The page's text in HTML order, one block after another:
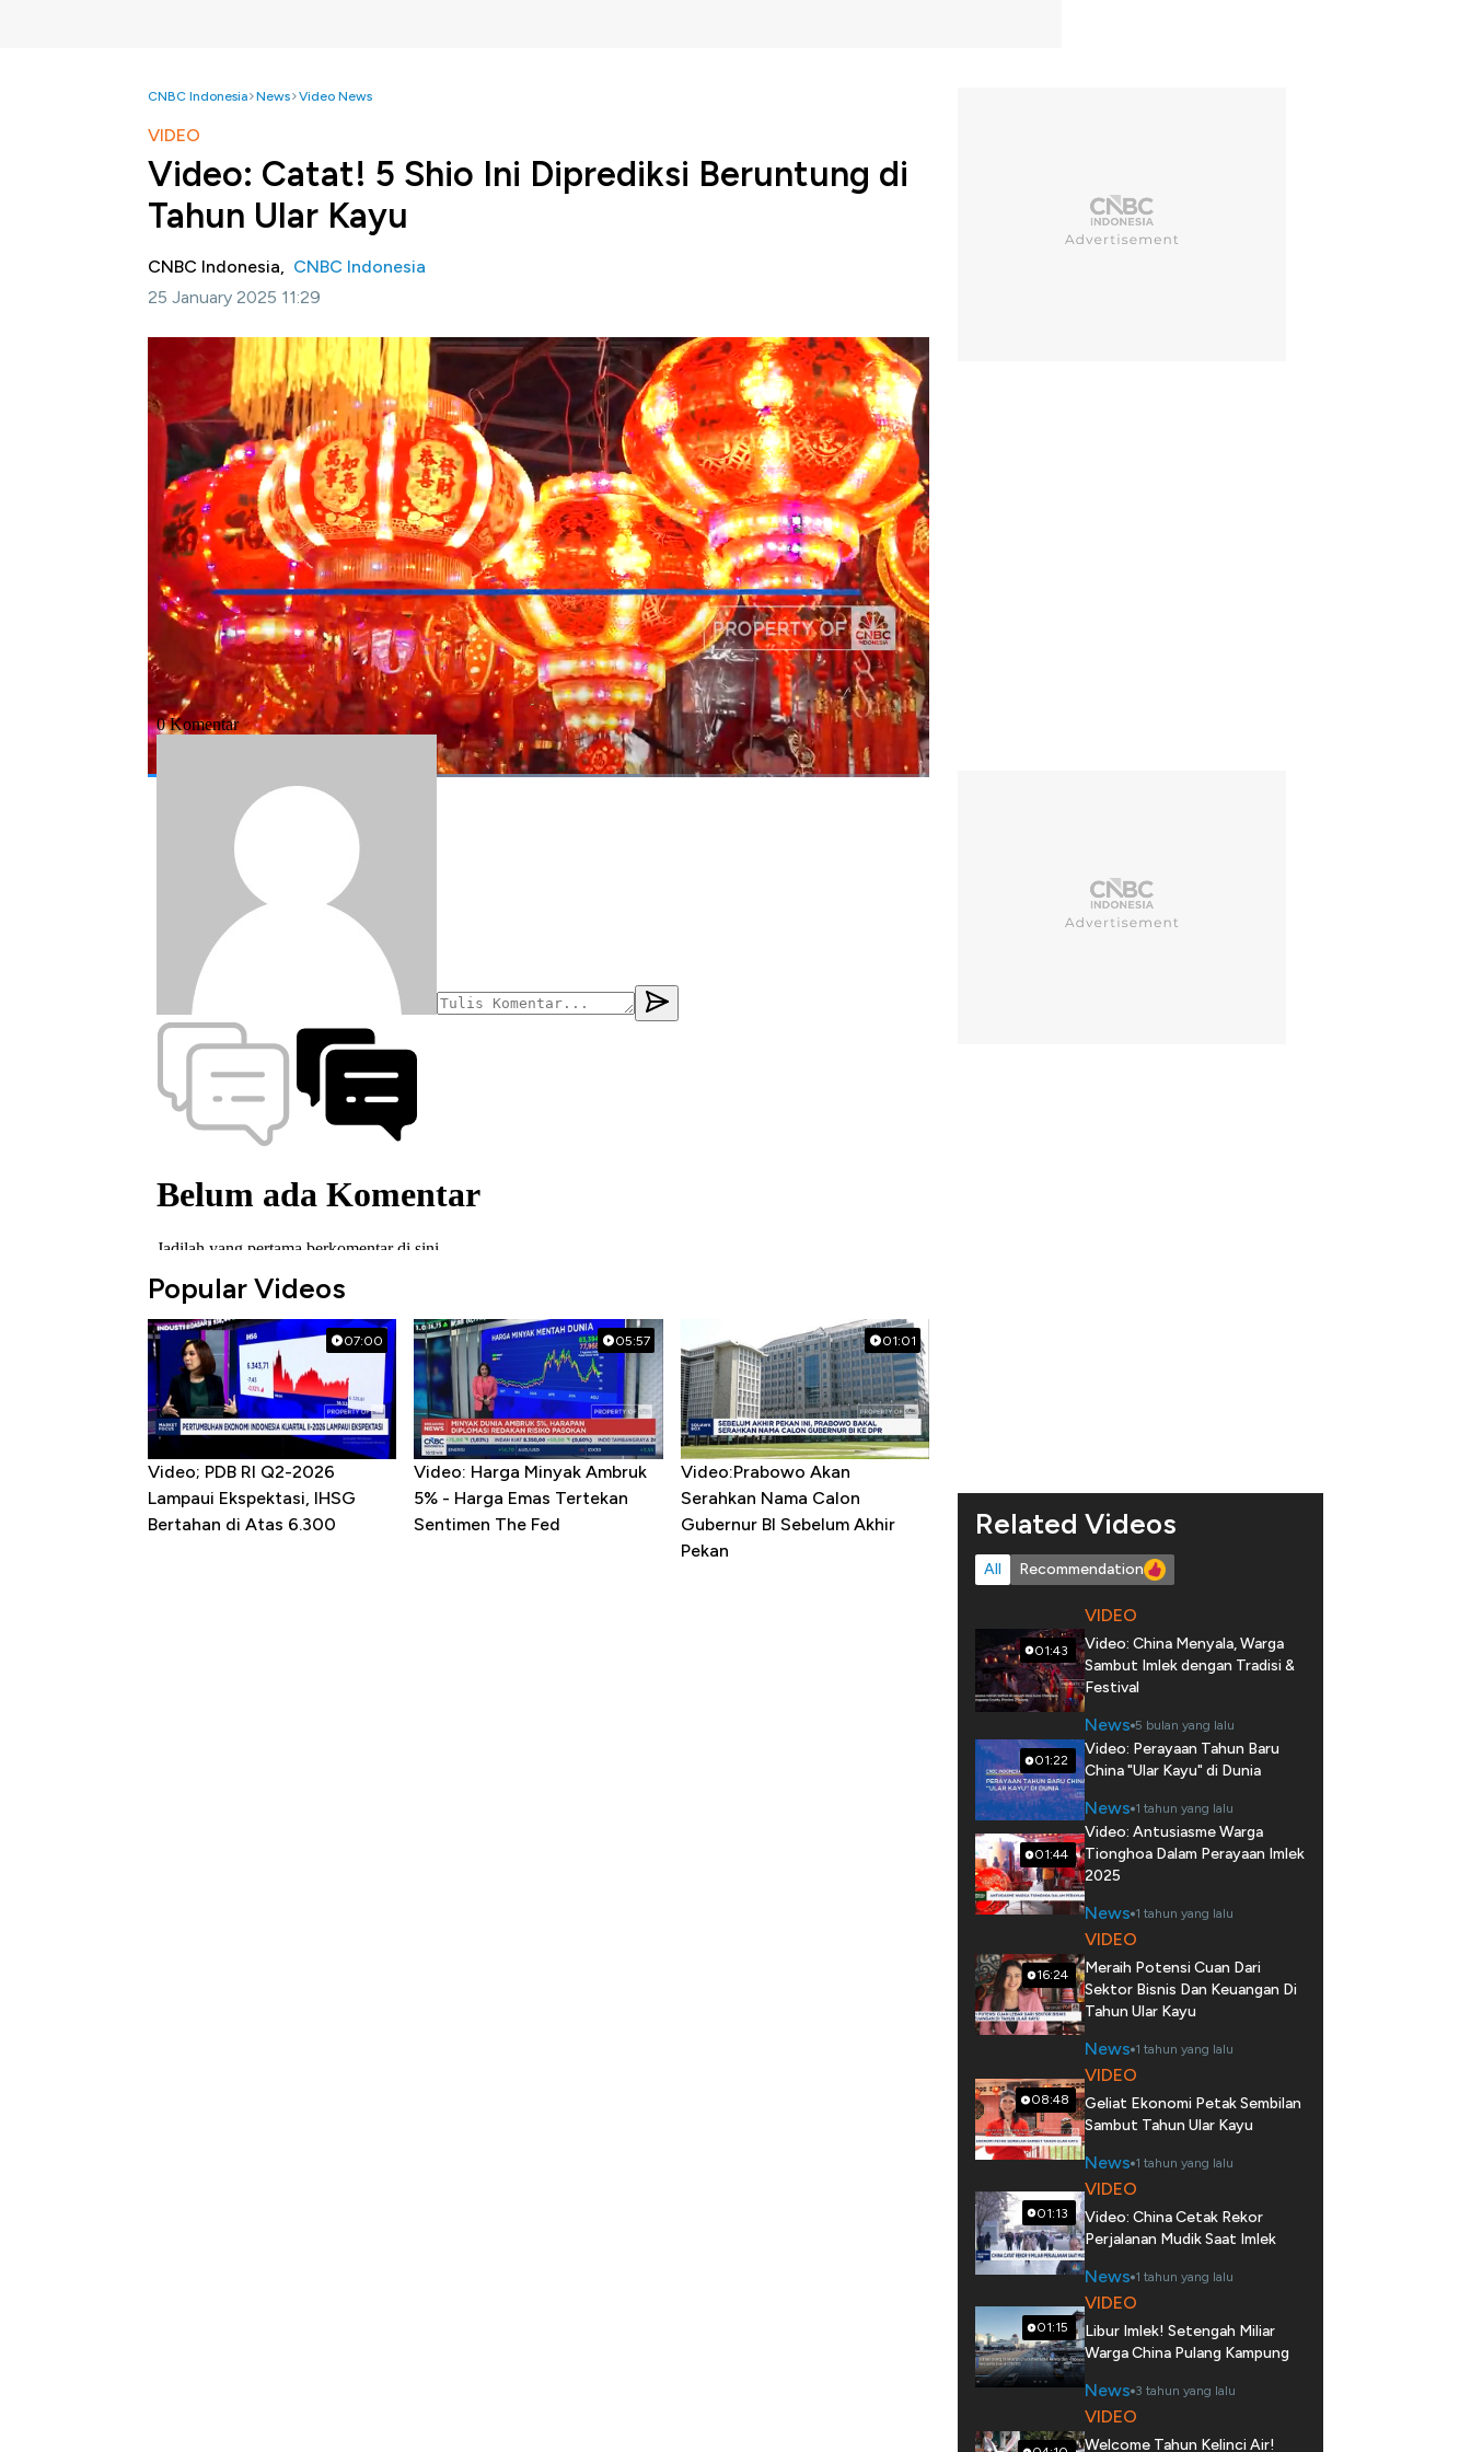
CNBC Indonesia News Video News
VIDEO
Video: Catat! 5 Shio Ini Diprediksi Beruntung di
Tahun Ular Kayu
CNBC Indonesia, CNBC Indonesia
25 January 2025 11:29
Jakarta, CNBC Indonesia - Berdasarkan kalender China, tahun 2025 merupakan tahun Ular Kayu.
Tahun Ular Kayu akan dimulai pada tanggal 29 Januari 2025.
Beberapa pemilik shio diprediksi akan memiliki peluang unik dalam hal kesehatan, kekayaan, dan karier.
Lantas apa sajakah itu? Berikut paparannya dilansir Economics Times.
Bagikan:
#tahun ular kayu #ular kayu #tahun ular kayu 2025 #imlek #china #tahun baru china
Popular Videos
07:00
Video; PDB RI Q2-2026
Lampaui Ekspektasi, IHSG
Bertahan di Atas 6.300
05:57
Video: Harga Minyak Ambruk
5% - Harga Emas Tertekan
Sentimen The Fed
01:01
Video:Prabowo Akan
Serahkan Nama Calon
Gubernur BI Sebelum Akhir
Pekan
Related Videos
All Recommendation
01:43
VIDEO
Video: China Menyala, Warga
Sambut Imlek dengan Tradisi &
Festival
News 5 bulan yang lalu
01:22
Video: Perayaan Tahun Baru
China "Ular Kayu" di Dunia
News 1 tahun yang lalu
01:44
Video: Antusiasme Warga
Tionghoa Dalam Perayaan Imlek
2025
News 1 tahun yang lalu
16:24
VIDEO
Meraih Potensi Cuan Dari
Sektor Bisnis Dan Keuangan Di
Tahun Ular Kayu
News 1 tahun yang lalu
08:48
VIDEO
Geliat Ekonomi Petak Sembilan
Sambut Tahun Ular Kayu
News 1 tahun yang lalu
01:13
VIDEO
Video: China Cetak Rekor
Perjalanan Mudik Saat Imlek
News 1 tahun yang lalu
01:15
VIDEO
Libur Imlek! Setengah Miliar
Warga China Pulang Kampung
News 3 tahun yang lalu
VIDEO
Welcome Tahun Kelinci Air!